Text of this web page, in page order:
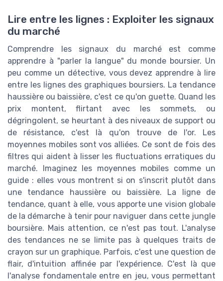
Lire entre les lignes : Exploiter les signaux
du marché
Comprendre les signaux du marché est comme
apprendre à "parler la langue" du monde boursier. Un
peu comme un détective, vous devez apprendre à lire
entre les lignes des graphiques boursiers. La tendance
haussière ou baissière, c'est ce qu'on guette. Quand les
prix montent, flirtant avec les sommets, ou
dégringolent, se heurtant à des niveaux de support ou
de résistance, c'est là qu'on trouve de l'or. Les
moyennes mobiles sont vos alliées. Ce sont de fois des
filtres qui aident à lisser les fluctuations erratiques du
marché. Imaginez les moyennes mobiles comme un
guide : elles vous montrent si on s'inscrit plutôt dans
une tendance haussière ou baissière. La ligne de
tendance, quant à elle, vous apporte une vision globale
de la démarche à tenir pour naviguer dans cette jungle
boursière. Mais attention, ce n'est pas tout. L'analyse
des tendances ne se limite pas à quelques traits de
crayon sur un graphique. Parfois, c'est une question de
flair, d'intuition affinée par l'expérience. C'est là que
l'analyse fondamentale entre en jeu, vous permettant